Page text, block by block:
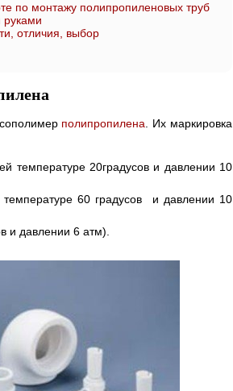
по монтажу полипропиленовых труб
руками
отличия, выбор
полипропилена . Их маркировка
температуре 20градусов и давлении 10
60 градусов и давлении 10
и давлении 6 атм).